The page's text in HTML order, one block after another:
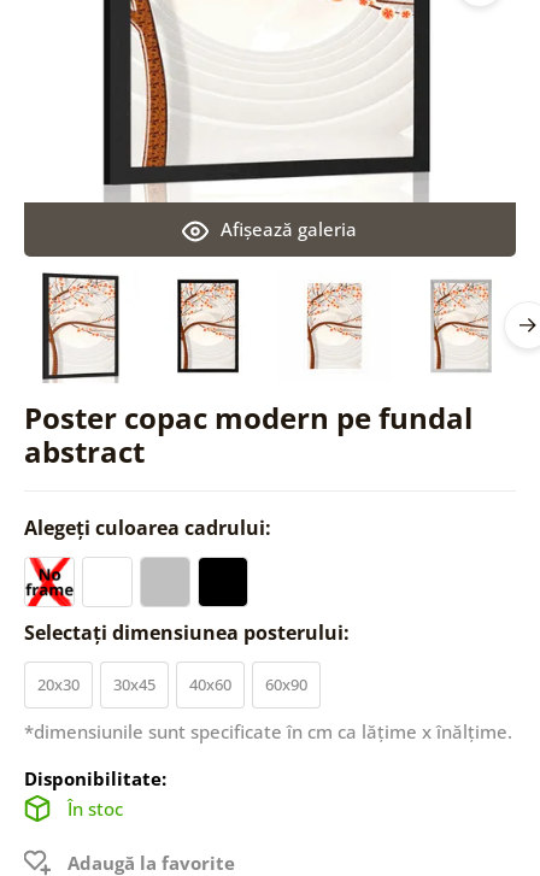
Poster copac modern pe fundal
abstract
Afişează galeria
Alegeți culoarea cadrului:
Selectați dimensiunea posterului:
20x30 30x45 40x60 60x90
*dimensiunile sunt specificate în cm ca lățime x înălțime.
Disponibilitate:
În stoc
Adaugă la favorite